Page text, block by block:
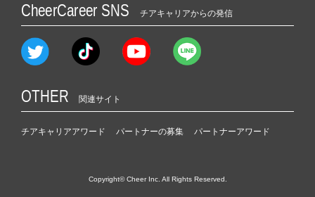
CheerCareer SNS チアキャリアからの発信
OTHER 関連サイト
チアキャリアアワード パートナーの募集 パートナーアワード
Copyright© Cheer Inc. All Rights Reserved.